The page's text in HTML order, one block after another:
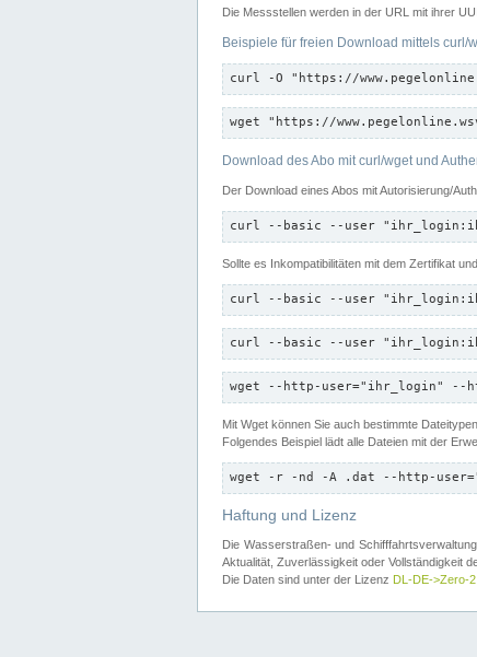
Die Messstellen werden in der URL mit ihrer
Beispiele für freien Download mittels curl/
curl -O "https://
wget "https://
Download des Abo mit curl/wget und
Der Download eines Abos mit Autorisierung/
curl --basic --user
Sollte es Inkompatibilitäten mit dem Zertifikat
curl --basic --user
curl --basic --user
wget --http-user="ihr_login" --
Mit Wget können Sie auch bestimmte
Folgendes Beispiel lädt alle Dateien mit der
wget -r -nd -A .dat --http-
Haftung und Lizenz
Die Wasserstraßen- und
Aktualität, Zuverlässigkeit oder Vollständigkeit
Die Daten sind unter der Lizenz DL-DE->Zero-